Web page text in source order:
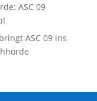
ASC 09
ASC 09 ins